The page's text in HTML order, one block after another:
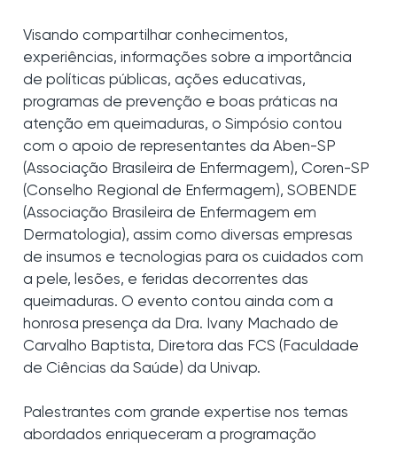
Visando compartilhar conhecimentos,
experiências, informações sobre a importância
de políticas públicas, ações educativas,
programas de prevenção e boas práticas na
atenção em queimaduras, o Simpósio contou
com o apoio de representantes da Aben-SP
(Associação Brasileira de Enfermagem), Coren-SP
(Conselho Regional de Enfermagem), SOBENDE
(Associação Brasileira de Enfermagem em
Dermatologia), assim como diversas empresas
de insumos e tecnologias para os cuidados com
a pele, lesões, e feridas decorrentes das
queimaduras. O evento contou ainda com a
honrosa presença da Dra. Ivany Machado de
Carvalho Baptista, Diretora das FCS (Faculdade
de Ciências da Saúde) da Univap.
Palestrantes com grande expertise nos temas
abordados enriqueceram a programação